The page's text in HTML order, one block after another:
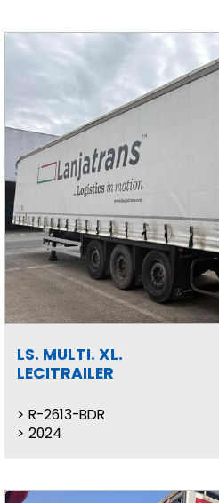
LS. MULTI. XL.
LECITRAILER
R-2613-BDR
2024